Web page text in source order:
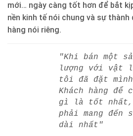
mới… ngày càng tốt hơn để bắt
nền kinh tế nói chung và sự thành
hàng nói riêng.
"Khi bán một
lượng với vật
tôi đã đặt
Khách hàng để
gì là tốt nhất,
phải mang đến
dài nhất"